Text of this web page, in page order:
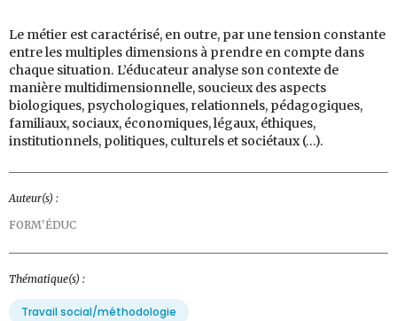
Le métier est caractérisé, en outre, par une tension constante
entre les multiples dimensions à prendre en compte dans
chaque situation. L’éducateur analyse son contexte de
manière multidimensionnelle, soucieux des aspects
biologiques, psychologiques, relationnels, pédagogiques,
familiaux, sociaux, économiques, légaux, éthiques,
institutionnels, politiques, culturels et sociétaux (…).
Auteur(s) :
FORM'ÉDUC
Thématique(s) :
Travail social/méthodologie